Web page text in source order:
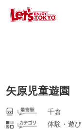
矢原児童遊園
千倉
体験・遊び